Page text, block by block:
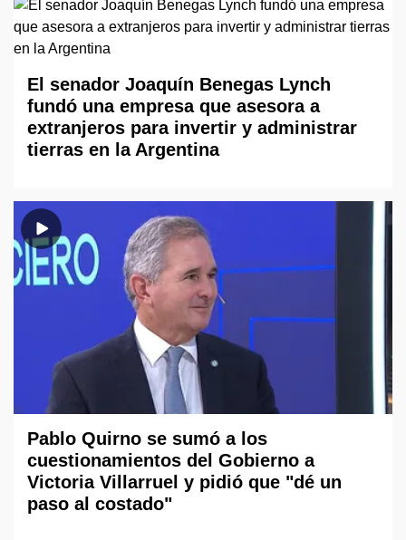
El senador Joaquín Benegas Lynch
fundó una empresa que asesora a
extranjeros para invertir y administrar
tierras en la Argentina
Pablo Quirno se sumó a los
cuestionamientos del Gobierno a
Victoria Villarruel y pidió que "dé un
paso al costado"